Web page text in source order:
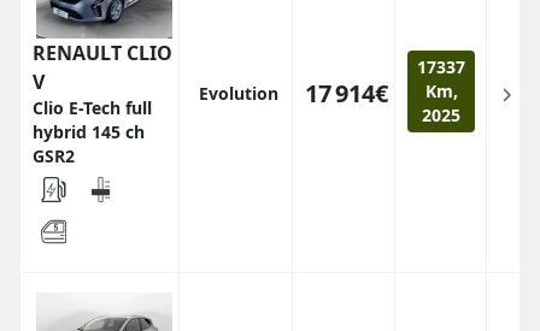
RENAULT CLIO
V
Clio E-Tech full
hybrid 145 ch
GSR2
Evolution 17 914€
17337
Km,
2025